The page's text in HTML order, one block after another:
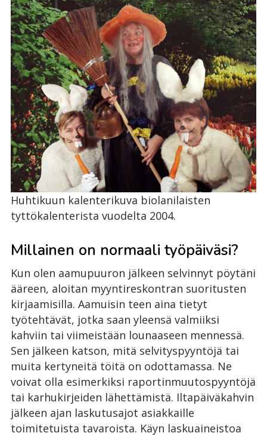
Huhtikuun kalenterikuva biolanilaisten
tyttökalenterista vuodelta 2004.
Millainen on normaali työpäiväsi?
Kun olen aamupuuron jälkeen selvinnyt pöytäni
ääreen, aloitan myyntireskontran suoritusten
kirjaamisilla. Aamuisin teen aina tietyt
työtehtävät, jotka saan yleensä valmiiksi
kahviin tai viimeistään lounaaseen mennessä.
Sen jälkeen katson, mitä selvityspyyntöjä tai
muita kertyneitä töitä on odottamassa. Ne
voivat olla esimerkiksi raportinmuutospyyntöjä
tai karhukirjeiden lähettämistä. Iltapäiväkahvin
jälkeen ajan laskutusajot asiakkaille
toimitetuista tavaroista. Käyn laskuaineistoa